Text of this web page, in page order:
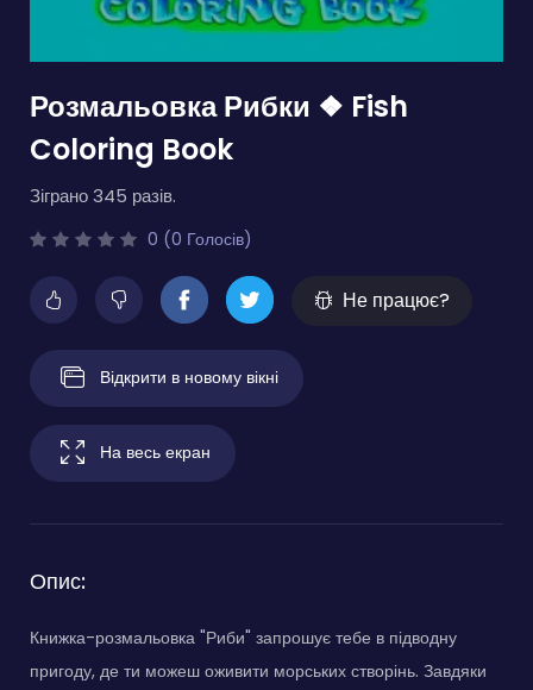
Розмальовка Рибки ❖ Fish
Coloring Book
Зіграно 345 разів.
0 (0 Голосів)
Не працює?
Відкрити в новому вікні
На весь екран
Опис:
Книжка-розмальовка "Риби" запрошує тебе в підводну
пригоду, де ти можеш оживити морських створінь. Завдяки